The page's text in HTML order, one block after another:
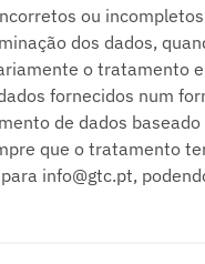
ou
dos dados,
o tratamento
fornecidos num
de dados
que o tratamento
info@gtc.pt,